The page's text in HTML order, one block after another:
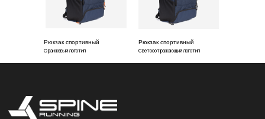
Светооотражающий логотип
Рюкзак спортивный
Рюкзак спортивный
Оранжевый логотип
конфиденциальности